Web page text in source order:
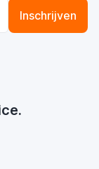
Inschrijven